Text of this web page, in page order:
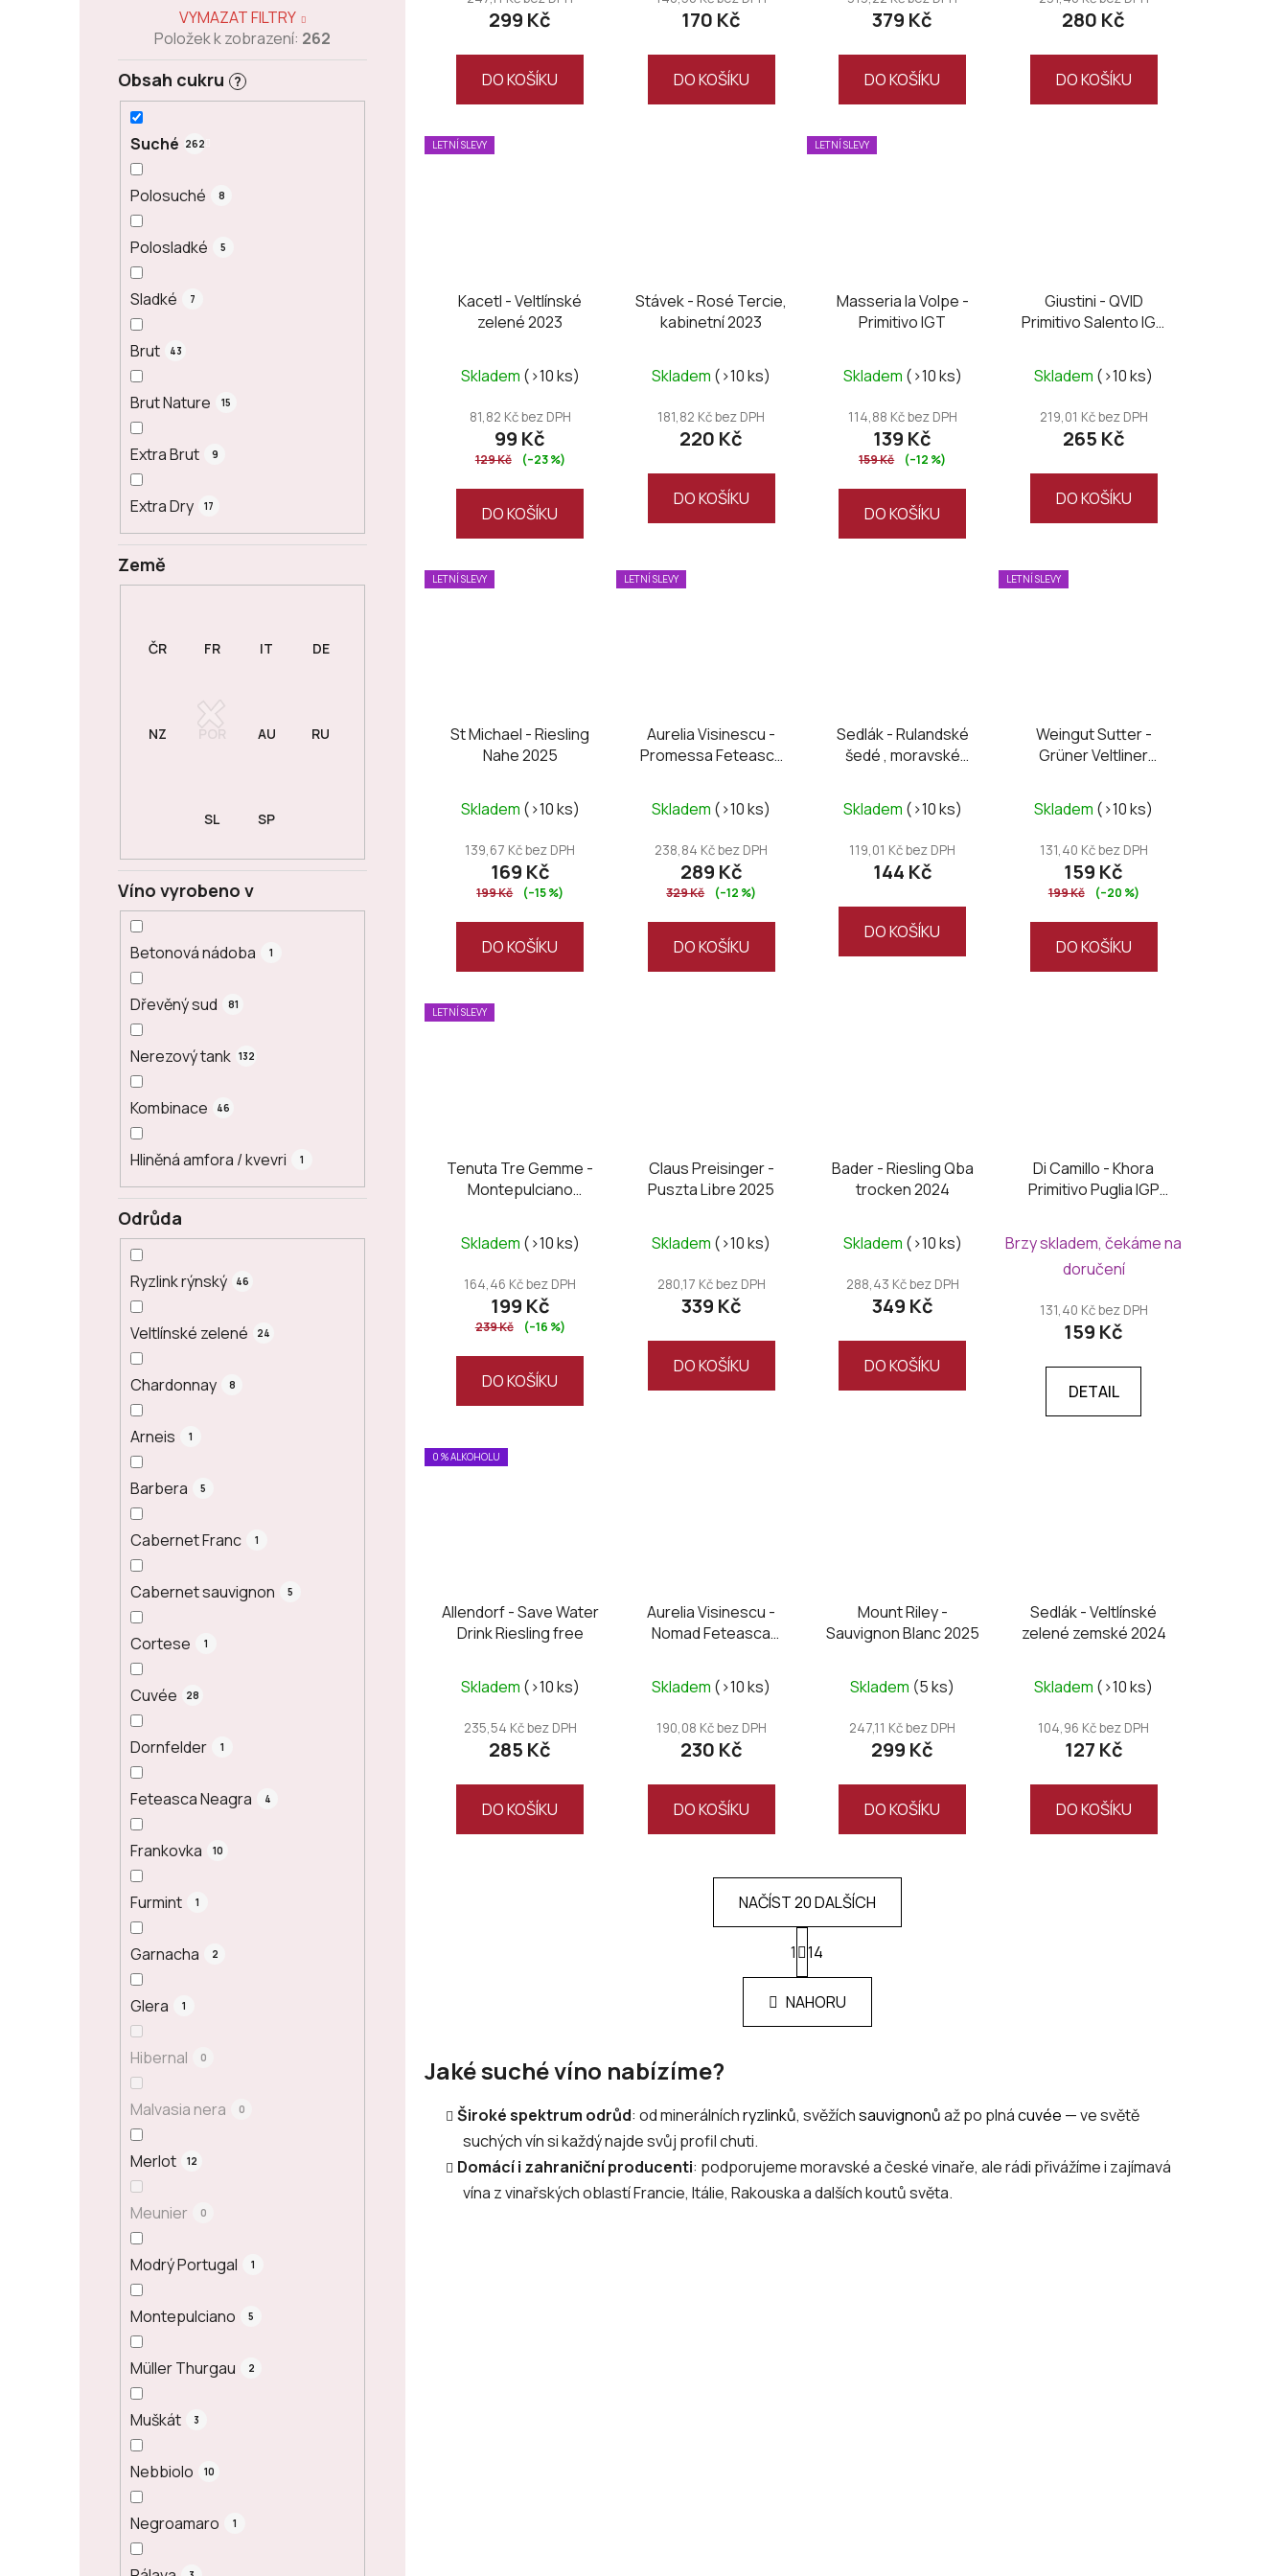
Odrůda
Ryzlink rýnský 46
Veltlínské zelené 24
Chardonnay 8
Arneis 1
Barbera 5
Cabernet Franc 1
Cabernet sauvignon 5
Cortese 1
Cuvée 28
Dornfelder 1
Feteasca Neagra 4
Frankovka 10
Furmint 1
Garnacha 2
Glera 1
Hibernal 0
Malvasia nera 0
Merlot 12
Meunier 0
Modrý Portugal 1
Montepulciano 5
Müller Thurgau 2
Muškát 3
Nebbiolo 10
Negroamaro 1
Země
Obsah cukru ?
Suché 262
Polosuché 8
Polosladké 5
Sladké 7
Brut 43
Brut Nature 15
Extra Brut 9
Extra Dry 17
Víno vyrobeno v
Betonová nádoba 1
Dřevěný sud 81
Nerezový tank 132
Kombinace 46
Hliněná amfora / kvevri 1
VYMAZAT FILTRY
Položek k zobrazení: 262
je
z
299 Kč
DO KOŠÍKU
je
z
170 Kč
DO KOŠÍKU
je
z
379 Kč
DO KOŠÍKU
280 Kč
DO KOŠÍKU
LETNÍ SLEVY
Kacetl - Veltlínské
zelené 2023
Skladem (>10 ks)
81,82 Kč bez DPH
99 Kč
129 Kč (–23 %)
DO KOŠÍKU
Stávek - Rosé Tercie,
kabinetní 2023
Skladem (>10 ks)
181,82 Kč bez DPH
220 Kč
DO KOŠÍKU
LETNÍ SLEVY
Masseria la Volpe -
Primitivo IGT
Skladem (>10 ks)
114,88 Kč bez DPH
139 Kč
159 Kč (–12 %)
DO KOŠÍKU
Giustini - QVID
Primitivo Salento IGT
Skladem (>10 ks)
219,01 Kč bez DPH
265 Kč
DO KOŠÍKU
LETNÍ SLEVY
St Michael - Riesling
Nahe 2025
Skladem (>10 ks)
139,67 Kč bez DPH
169 Kč
199 Kč (–15 %)
DO KOŠÍKU
LETNÍ SLEVY
Aurelia Visinescu -
Promessa Feteasca
Skladem (>10 ks)
238,84 Kč bez DPH
289 Kč
329 Kč (–12 %)
DO KOŠÍKU
Sedlák - Rulandské
šedé , moravské
Skladem (>10 ks)
119,01 Kč bez DPH
144 Kč
DO KOŠÍKU
LETNÍ SLEVY
Weingut Sutter -
Grüner Veltliner
Skladem (>10 ks)
131,40 Kč bez DPH
159 Kč
199 Kč (–20 %)
DO KOŠÍKU
LETNÍ SLEVY
Tenuta Tre Gemme -
Montepulciano
Santirene 2020
Skladem (>10 ks)
164,46 Kč bez DPH
199 Kč
239 Kč (–16 %)
DO KOŠÍKU
Claus Preisinger -
Puszta Libre 2025
Skladem (>10 ks)
280,17 Kč bez DPH
339 Kč
DO KOŠÍKU
Bader - Riesling Qba
trocken 2024
Skladem (>10 ks)
288,43 Kč bez DPH
349 Kč
DO KOŠÍKU
Di Camillo - Khora
Primitivo Puglia IGP
Brzy skladem, čekáme na
doručení
131,40 Kč bez DPH
159 Kč
DETAIL
0 % ALKOHOLU
Allendorf - Save Water
Drink Riesling free
Skladem (>10 ks)
235,54 Kč bez DPH
285 Kč
DO KOŠÍKU
Aurelia Visinescu -
Nomad Feteasca
Skladem (>10 ks)
190,08 Kč bez DPH
230 Kč
DO KOŠÍKU
Mount Riley -
Sauvignon Blanc 2025
Skladem (5 ks)
247,11 Kč bez DPH
299 Kč
DO KOŠÍKU
Sedlák - Veltlínské
zelené zemské 2024
Skladem (>10 ks)
104,96 Kč bez DPH
127 Kč
DO KOŠÍKU
O
v
l
á
í
p
v
k
NAČÍST 20 DALŠÍCH
S
t
r
n
k
í
1 14
NAHORU
Jaké suché víno nabízíme?
Široké spektrum odrůd: od minerálníchryzlinků, svěžíchsauvignonůaž po plnácuvée — ve světě
suchých vín si každý najde svůj profil chuti.
Domácí i zahraniční producenti: podporujeme moravské a české vinaře, ale rádi přivážíme i zajímavá
vína z vinařských oblastí Francie, Itálie, Rakouska a dalších koutů světa.